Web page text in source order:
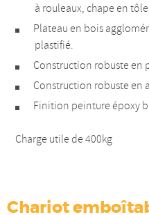
à rouleaux, chape en
Plateau en bois
plastifié.
Construction robuste en
Construction robuste en
Finition peinture époxy
Charge utile de 400kg
Chariot